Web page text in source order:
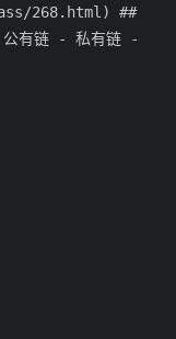
268.html) ##
公有链 - 私有链 -